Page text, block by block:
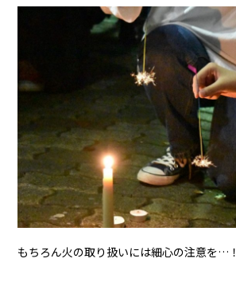
もちろん火の取り扱いには細心の注意を…！